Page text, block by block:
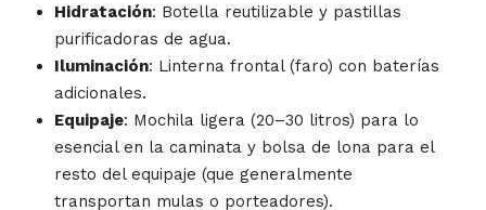
Hidratación: Botella reutilizable y pastillas
purificadoras de agua.
Iluminación: Linterna frontal (faro) con baterías
adicionales.
Equipaje: Mochila ligera (20–30 litros) para lo
esencial en la caminata y bolsa de lona para el
resto del equipaje (que generalmente
transportan mulas o porteadores).